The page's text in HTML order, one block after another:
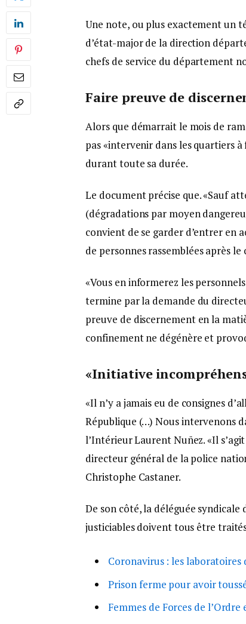
Une note, ou plus exactement un
d’état-major de la direction
chefs de service du département
Faire preuve de
Alors que démarrait le mois de
pas «intervenir dans les quartiers
durant toute sa durée.
Le document précise que. «Sauf
(dégradations par moyen
convient de se garder d’entrer
de personnes rassemblées après
«Vous en informerez les
termine par la demande du
preuve de discernement en la
confinement ne dégénère et
«Initiative
«Il n’y a jamais eu de consignes
République (…) Nous intervenons
l’Intérieur Laurent Nuñez. «Il
directeur général de la police
Christophe Castaner.
De son côté, la déléguée syndicale
justiciables doivent tous être
Coronavirus : les laboratoires
Prison ferme pour avoir
Femmes de Forces de l’Ordre